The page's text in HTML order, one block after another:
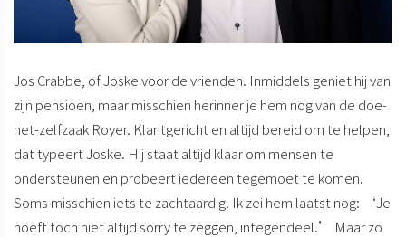
Jos Crabbe, of Joske voor de vrienden. Inmiddels geniet hij van
zijn pensioen, maar misschien herinner je hem nog van de doe-
het-zelfzaak Royer. Klantgericht en altijd bereid om te helpen,
dat typeert Joske. Hij staat altijd klaar om mensen te
ondersteunen en probeert iedereen tegemoet te komen.
Soms misschien iets te zachtaardig. Ik zei hem laatst nog: ‘Je
hoeft toch niet altijd sorry te zeggen, integendeel.’ Maar zo